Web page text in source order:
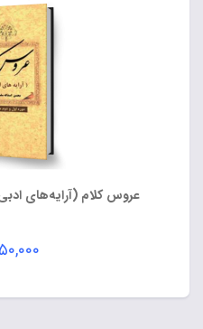
عروس کلام (آرایه‌های